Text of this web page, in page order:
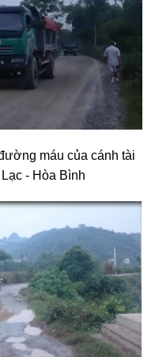
máu của cánh tài
- Hòa Bình